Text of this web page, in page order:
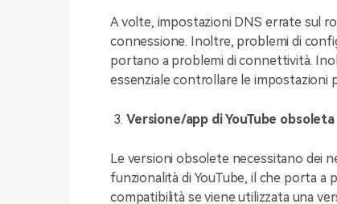
A volte, impostazioni DNS errate sul
connessione. Inoltre, problemi di
portano a problemi di connettività.
essenziale controllare le impostazioni
Versione/app di YouTube obsoleta
Le versioni obsolete necessitano dei
funzionalità di YouTube, il che porta
compatibilità se viene utilizzata una